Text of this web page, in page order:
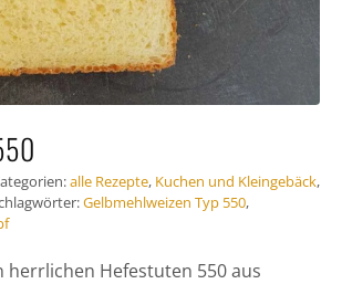
alle Rezepte, Kuchen und Kleingebäck,
Gelbmehlweizen Typ 550,
herrlichen Hefestuten 550 aus